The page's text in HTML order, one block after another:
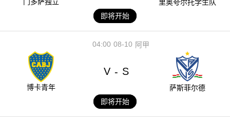
里奥夸尔托学生队
即将开始
08-10
04:00 阿甲
博卡青年
V - S
萨斯菲尔德
即将开始